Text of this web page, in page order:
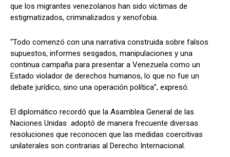
que los migrantes venezolanos han sido víctimas de
estigmatizados, criminalizados y xenofobia.
“Todo comenzó con una narrativa construida sobre falsos
supuestos, informes sesgados, manipulaciones y una
continua campaña para presentar a Venezuela como un
Estado violador de derechos humanos, lo que no fue un
debate jurídico, sino una operación política”, expresó.
El diplomático recordó que la Asamblea General de las
Naciones Unidas adoptó de manera frecuente diversas
resoluciones que reconocen que las medidas coercitivas
unilaterales son contrarias al Derecho Internacional.